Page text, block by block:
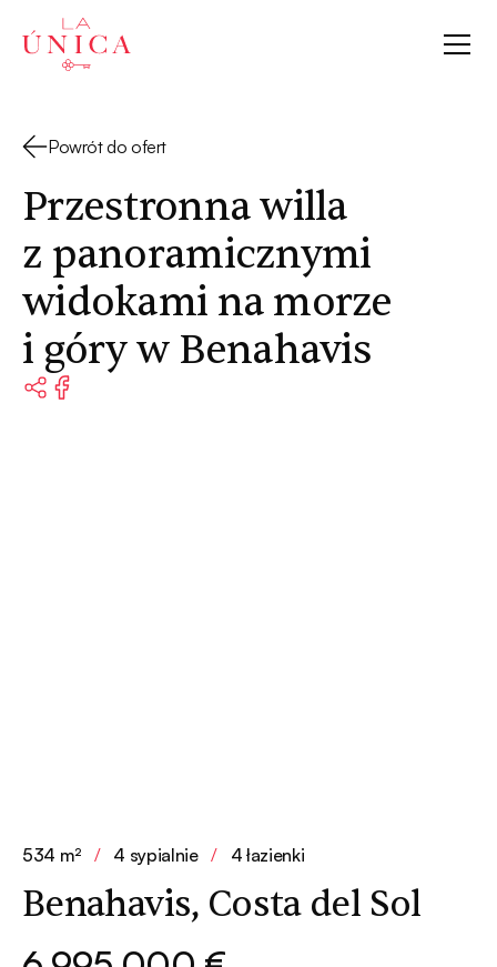
La Única
Powrót do ofert
Przestronna willa
z panoramicznymi
widokami na morze
i góry w Benahavis
534 m² / 4 sypialnie / 4 łazienki
Benahavis, Costa del Sol